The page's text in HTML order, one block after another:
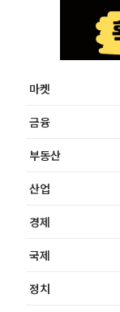
마켓
금융
부동산
산업
경제
국제
정치